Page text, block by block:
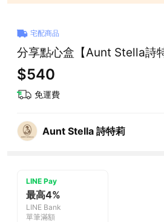
宅配商品
分享點心盒【Aunt Stella詩
$540
免運費
Aunt Stella 詩特莉
LINE Pay
最高4%
LINE Bank
單筆滿額